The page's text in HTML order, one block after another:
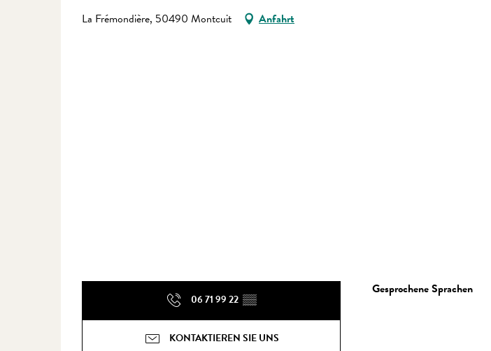
La Frémondière, 50490 Montcuit Anfahrt
06 71 99 22 ▒▒
KONTAKTIEREN SIE UNS
Gesprochene Sprachen
Gesprochene Sprachen